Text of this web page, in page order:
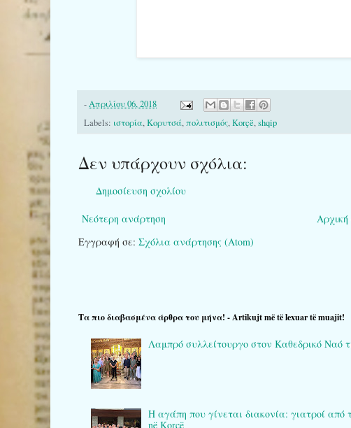
-Απριλίου 06, 2018
Labels: ιστορία,Κορυτσά,πολιτισμός,Korçë,shqip
Δεν υπάρχουν σχόλια:
Δημοσίευση σχολίου
Νεότερη ανάρτηση
Αρχική
Εγγραφή σε: Σχόλια ανάρτησης (Atom)
Τα πιο διαβασμένα άρθρα του μήνα! - Artikujt më të lexuar të muajit!
Λαμπρό συλλείτουργο στον Καθεδρικό Ναό
Η αγάπη που γίνεται διακονία: γιατροί από
në Korçë